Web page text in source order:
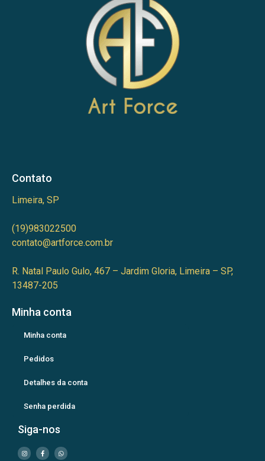
Contato
Limeira, SP
(19)983022500
contato@artforce.com.br
R. Natal Paulo Gulo, 467 – Jardim Gloria, Limeira – SP,
13487-205
Minha conta
Minha conta
Pedidos
Detalhes da conta
Senha perdida
Siga-nos